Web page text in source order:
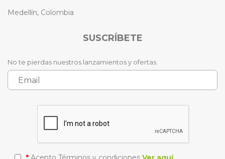
Medellín, Colombia
SUSCRÍBETE
No te pierdas nuestros lanzamientos y ofertas.